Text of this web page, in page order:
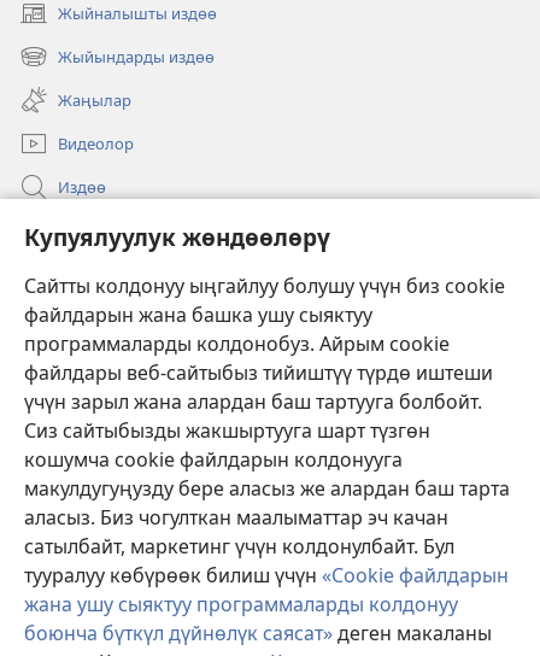
Купуялуулук жөндөөлөрү
Сайтты колдонуу ыңгайлуу болушу үчүн биз cookie
файлдарын жана башка ушу сыяктуу
программаларды колдонобуз. Айрым cookie
файлдары веб-сайтыбыз тийиштүү түрдө иштеши
үчүн зарыл жана алардан баш тартууга болбойт.
Сиз сайтыбызды жакшыртууга шарт түзгөн
кошумча cookie файлдарын колдонууга
макулдугуңузду бере аласыз же алардан баш тарта
аласыз. Биз чогулткан маалыматтар эч качан
сатылбайт, маркетинг үчүн колдонулбайт. Бул
тууралуу көбүрөөк билиш үчүн «Cookie файлдарын
жана ушу сыяктуу программаларды колдонуу
боюнча бүткүл дүйнөлүк саясат»деген макаланы
Жыйналышты издөө
(жаңы
терезе
ачат)
Жыйындарды издөө
(жаңы
терезе
ачат)
Жаңылар
Видеолор
Издөө
Бийлик өкүлдөрү үчүн маалымат
Тартуулар
(жаңы
терезе
ачат)
ОНЛАЙН КИТЕПКАНА
(жаңы
терезе
ачат) JW Hub
(жаңы
терезе
ачат) JW Library
Watchtower Library